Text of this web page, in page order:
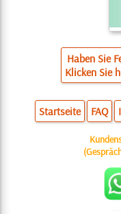
Haben Sie
Klicken Sie
Startseite FAQ